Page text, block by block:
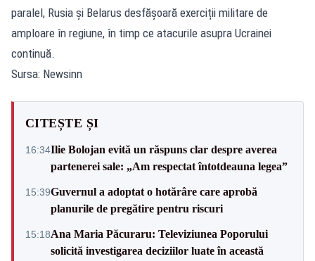
paralel, Rusia și Belarus desfășoară exerciții militare de
amploare în regiune, în timp ce atacurile asupra Ucrainei
continuă.
Sursa: Newsinn
CITEȘTE ȘI
16:34Ilie Bolojan evită un răspuns clar despre averea
partenerei sale: „Am respectat întotdeauna legea”
15:39Guvernul a adoptat o hotărâre care aprobă
planurile de pregătire pentru riscuri
15:18Ana Maria Păcuraru: Televiziunea Poporului
solicită investigarea deciziilor luate în această